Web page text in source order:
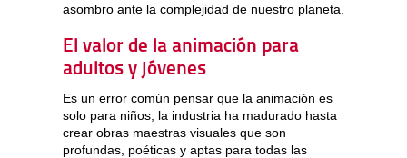
asombro ante la complejidad de nuestro planeta.
El valor de la animación para
adultos y jóvenes
Es un error común pensar que la animación es
solo para niños; la industria ha madurado hasta
crear obras maestras visuales que son
profundas, poéticas y aptas para todas las